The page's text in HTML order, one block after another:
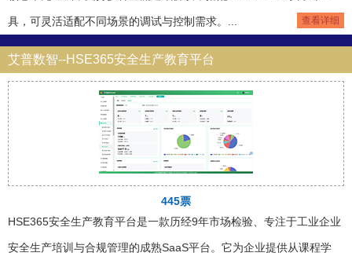
具，可灵活适配不同场景的调试与控制需求。... 查看详细
艾普数智--HSE365安全生产教育平台
445票
HSE365安全生产教育平台是一款历经9年市场检验、专注于工业企业
安全生产培训与合规管理的成熟SaaS平台。它为企业提供从课程学